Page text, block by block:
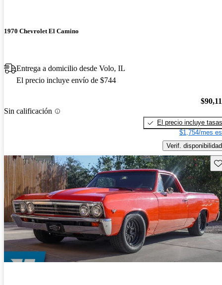
1970 Chevrolet El Camino
Entrega a domicilio desde Volo, IL
El precio incluye envío de $744
Sin calificación
El precio incluye tasas
$1,754/mes
Verif. disponibilidad